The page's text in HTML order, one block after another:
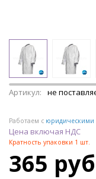
Артикул: не
Работаем с юридическими
Цена включая НДС
Кратность упаковки 1 шт.
365